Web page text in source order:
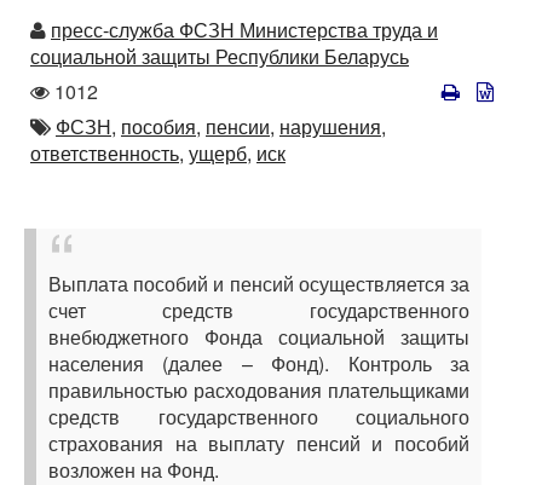
Автор
пресс-служба ФСЗН Министерства труда и
социальной защиты Республики Беларусь
Количество
просмотров
1012
Автор
ФСЗН, пособия, пенсии, нарушения,
ответственность, ущерб, иск
Выплата пособий и пенсий осуществляется за
счет средств государственного
внебюджетного Фонда социальной защиты
населения (далее – Фонд). Контроль за
правильностью расходования плательщиками
средств государственного социального
страхования на выплату пенсий и пособий
возложен на Фонд.